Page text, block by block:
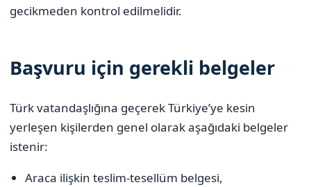
gecikmeden kontrol edilmelidir.
Başvuru için gerekli belgeler
Türk vatandaşlığına geçerek Türkiye’ye kesin
yerleşen kişilerden genel olarak aşağıdaki belgeler
istenir:
Araca ilişkin teslim-tesellüm belgesi,